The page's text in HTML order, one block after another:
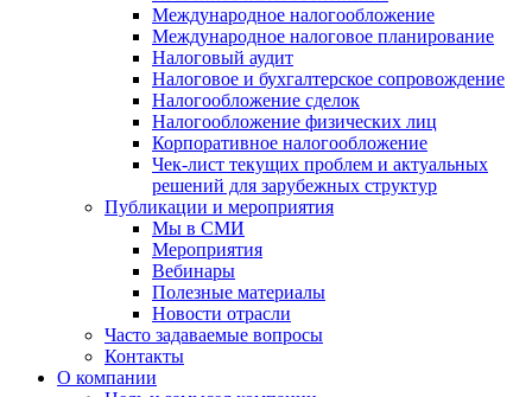
Международное налогообложение
Международное налоговое планирование
Налоговый аудит
Налоговое и бухгалтерское сопровождение
Налогообложение сделок
Налогообложение физических лиц
Корпоративное налогообложение
Чек-лист текущих проблем и актуальных
решений для зарубежных структур
Публикации и мероприятия
Мы в СМИ
Мероприятия
Вебинары
Полезные материалы
Новости отрасли
Часто задаваемые вопросы
Контакты
О компании